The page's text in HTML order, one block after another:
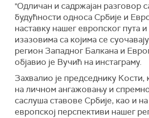
"Одличан и садржајан разговор
будућности односа Србије и
наставку нашег европског пута
изазовима са којима се
регион Западног Балкана и
објавио је Вучић на инстаграму.
Захвалио је председнику Кости,
на личном ангажовању и
саслуша ставове Србије, као и
европској перспективи нашег